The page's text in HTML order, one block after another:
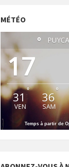
MÉTÉO
17
°
31 °
VEN
36°
SAM
Temps à partir de